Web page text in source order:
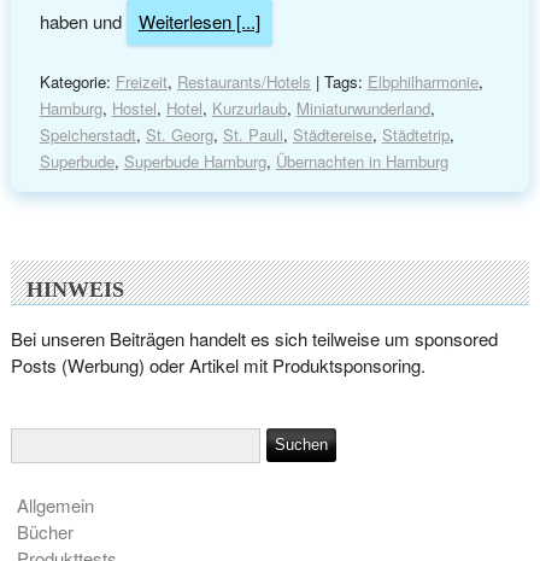
haben und
Weiterlesen [...]
Kategorie: Freizeit, Restaurants/Hotels | Tags: Elbphilharmonie,
Hamburg, Hostel, Hotel, Kurzurlaub, Miniaturwunderland,
Speicherstadt, St. Georg, St. Pauli, Städtereise, Städtetrip,
Superbude, Superbude Hamburg, Übernachten in Hamburg
HINWEIS
Bei unseren Beiträgen handelt es sich teilweise um sponsored
Posts (Werbung) oder Artikel mit Produktsponsoring.
Allgemein
Bücher